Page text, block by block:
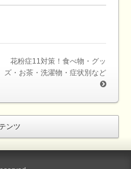
花粉症11対策！食べ物・グッ
ズ・お茶・洗濯物・症状別など
ンツ